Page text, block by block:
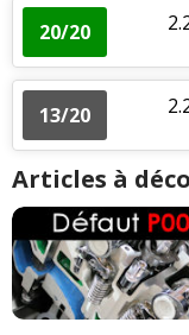
20/20
13/20
Articles à